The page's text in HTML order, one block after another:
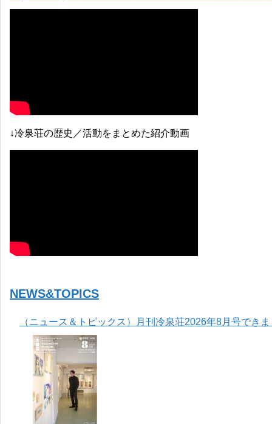
↓冷泉荘の歴史／活動をまとめた紹介動画
NEWS&TOPICS
（ニュース＆トピックス）月刊冷泉荘2026年8月号でき